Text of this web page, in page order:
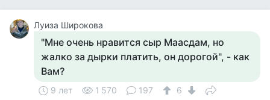
Луиза Широкова
"Мне очень нравится сыр Маасдам, но
жалко за дырки платить, он дорогой", - как
Вам?
9 лет 1 570 197 6